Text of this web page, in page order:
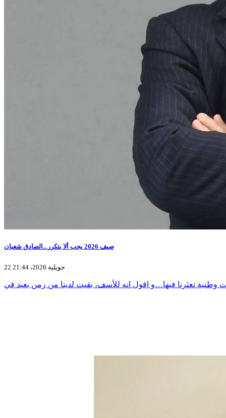
صيف 2026 يجب ألا يتكرر...الصادق شعبان
22 جويلية 2026، 21:44